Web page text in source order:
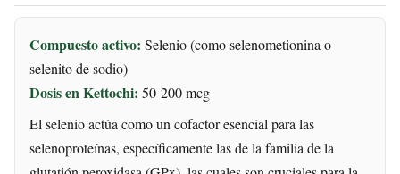
Compuesto activo: Selenio (como selenometionina o
selenito de sodio)
Dosis en Kettochi: 50-200 mcg
El selenio actúa como un cofactor esencial para las
selenoproteínas, específicamente las de la familia de la